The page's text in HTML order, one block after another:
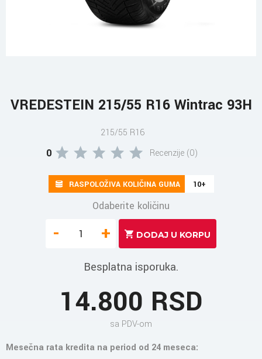
VREDESTEIN 215/55 R16 Wintrac 93H
215/55 R16
0 Recenzije (0)
RASPOLOŽIVA KOLIČINA GUMA 10+
Odaberite količinu
- +
Besplatna isporuka.
14.800 RSD
sa PDV-om
Mesečna rata kredita na period od 24 meseca: